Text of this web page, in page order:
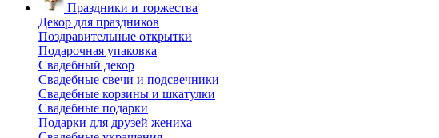
Праздники и торжества
Декор для праздников
Поздравительные открытки
Подарочная упаковка
Свадебный декор
Свадебные свечи и подсвечники
Свадебные корзины и шкатулки
Свадебные подарки
Подарки для друзей жениха